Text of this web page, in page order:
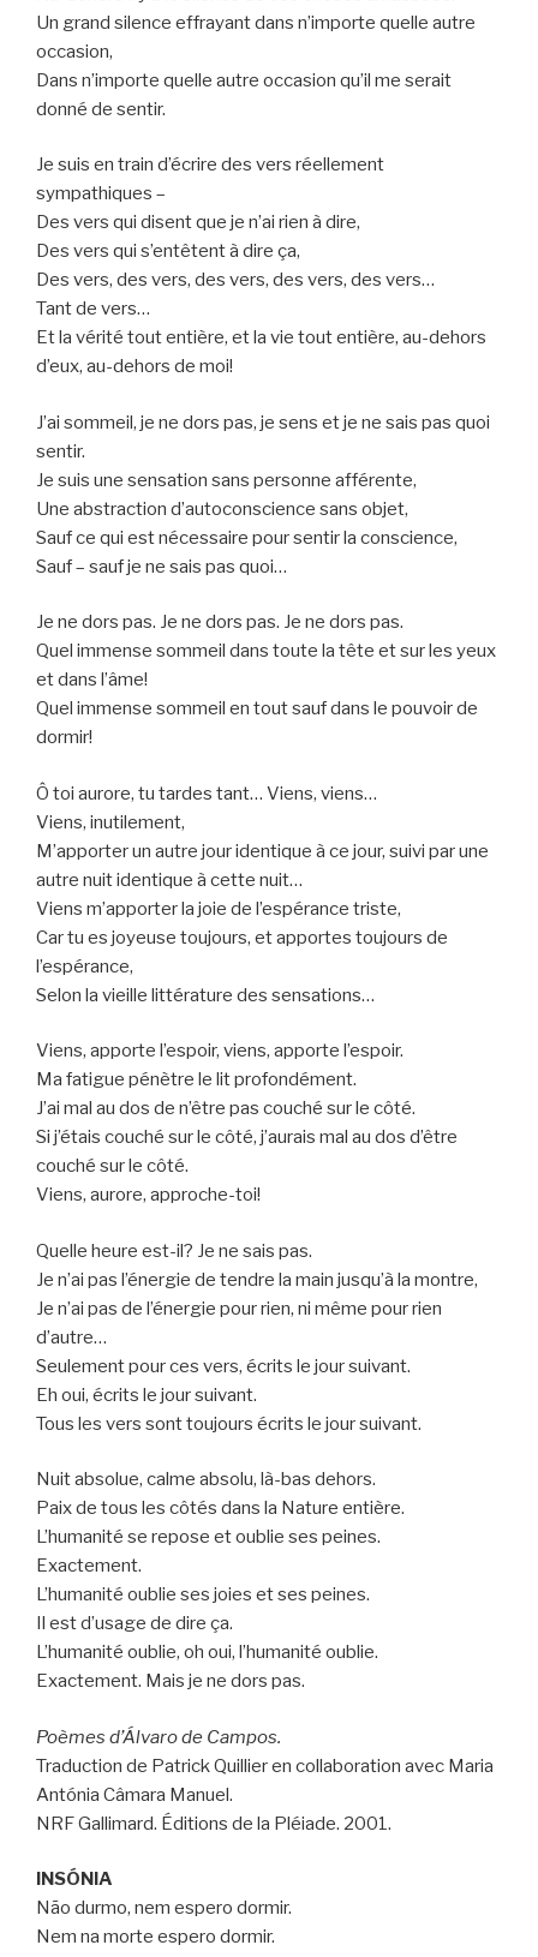
Un grand silence effrayant dans n’importe quelle autre
occasion,
Dans n’importe quelle autre occasion qu’il me serait
donné de sentir.
Je suis en train d’écrire des vers réellement
sympathiques –
Des vers qui disent que je n’ai rien à dire,
Des vers qui s’entêtent à dire ça,
Des vers, des vers, des vers, des vers, des vers…
Tant de vers…
Et la vérité tout entière, et la vie tout entière, au-dehors
d’eux, au-dehors de moi!
J’ai sommeil, je ne dors pas, je sens et je ne sais pas quoi
sentir.
Je suis une sensation sans personne afférente,
Une abstraction d’autoconscience sans objet,
Sauf ce qui est nécessaire pour sentir la conscience,
Sauf – sauf je ne sais pas quoi…
Je ne dors pas. Je ne dors pas. Je ne dors pas.
Quel immense sommeil dans toute la tête et sur les yeux
et dans l’âme!
Quel immense sommeil en tout sauf dans le pouvoir de
dormir!
Ô toi aurore, tu tardes tant… Viens, viens…
Viens, inutilement,
M’apporter un autre jour identique à ce jour, suivi par une
autre nuit identique à cette nuit…
Viens m’apporter la joie de l’espérance triste,
Car tu es joyeuse toujours, et apportes toujours de
l’espérance,
Selon la vieille littérature des sensations…
Viens, apporte l’espoir, viens, apporte l’espoir.
Ma fatigue pénètre le lit profondément.
J’ai mal au dos de n’être pas couché sur le côté.
Si j’étais couché sur le côté, j’aurais mal au dos d’être
couché sur le côté.
Viens, aurore, approche-toi!
Quelle heure est-il? Je ne sais pas.
Je n’ai pas l’énergie de tendre la main jusqu’à la montre,
Je n’ai pas de l’énergie pour rien, ni même pour rien
d’autre…
Seulement pour ces vers, écrits le jour suivant.
Eh oui, écrits le jour suivant.
Tous les vers sont toujours écrits le jour suivant.
Nuit absolue, calme absolu, là-bas dehors.
Paix de tous les côtés dans la Nature entière.
L’humanité se repose et oublie ses peines.
Exactement.
L’humanité oublie ses joies et ses peines.
Il est d’usage de dire ça.
L’humanité oublie, oh oui, l’humanité oublie.
Exactement. Mais je ne dors pas.
Poèmes d’Álvaro de Campos.
Traduction de Patrick Quillier en collaboration avec Maria
Antónia Câmara Manuel.
NRF Gallimard. Éditions de la Pléiade. 2001.
INSÓNIA
Não durmo, nem espero dormir.
Nem na morte espero dormir.